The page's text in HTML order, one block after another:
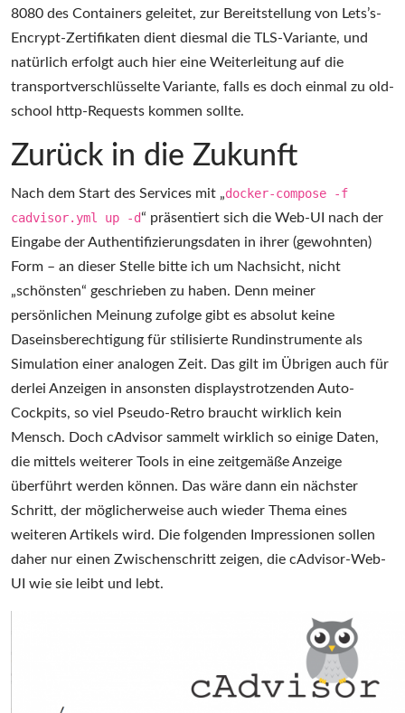
8080 des Containers geleitet, zur Bereitstellung von Lets’s-
Encrypt-Zertifikaten dient diesmal die TLS-Variante, und
natürlich erfolgt auch hier eine Weiterleitung auf die
transportverschlüsselte Variante, falls es doch einmal zu old-
school http-Requests kommen sollte.
Zurück in die Zukunft
Nach dem Start des Services mit „docker-compose -f
cadvisor.yml up -d“ präsentiert sich die Web-UI nach der
Eingabe der Authentifizierungsdaten in ihrer (gewohnten)
Form – an dieser Stelle bitte ich um Nachsicht, nicht
„schönsten“ geschrieben zu haben. Denn meiner
persönlichen Meinung zufolge gibt es absolut keine
Daseinsberechtigung für stilisierte Rundinstrumente als
Simulation einer analogen Zeit. Das gilt im Übrigen auch für
derlei Anzeigen in ansonsten displaystrotzenden Auto-
Cockpits, so viel Pseudo-Retro braucht wirklich kein
Mensch. Doch cAdvisor sammelt wirklich so einige Daten,
die mittels weiterer Tools in eine zeitgemäße Anzeige
überführt werden können. Das wäre dann ein nächster
Schritt, der möglicherweise auch wieder Thema eines
weiteren Artikels wird. Die folgenden Impressionen sollen
daher nur einen Zwischenschritt zeigen, die cAdvisor-Web-
UI wie sie leibt und lebt.